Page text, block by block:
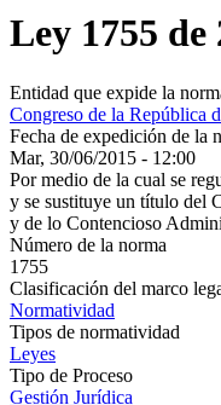
Ley 1755 de
Entidad que expide la
Congreso de la República
Fecha de expedición de la
Mar, 30/06/2015 - 12:00
Por medio de la cual se
y se sustituye un título del
y de lo Contencioso
Número de la norma
1755
Clasificación del marco
Normatividad
Tipos de normatividad
Leyes
Tipo de Proceso
Gestión Jurídica